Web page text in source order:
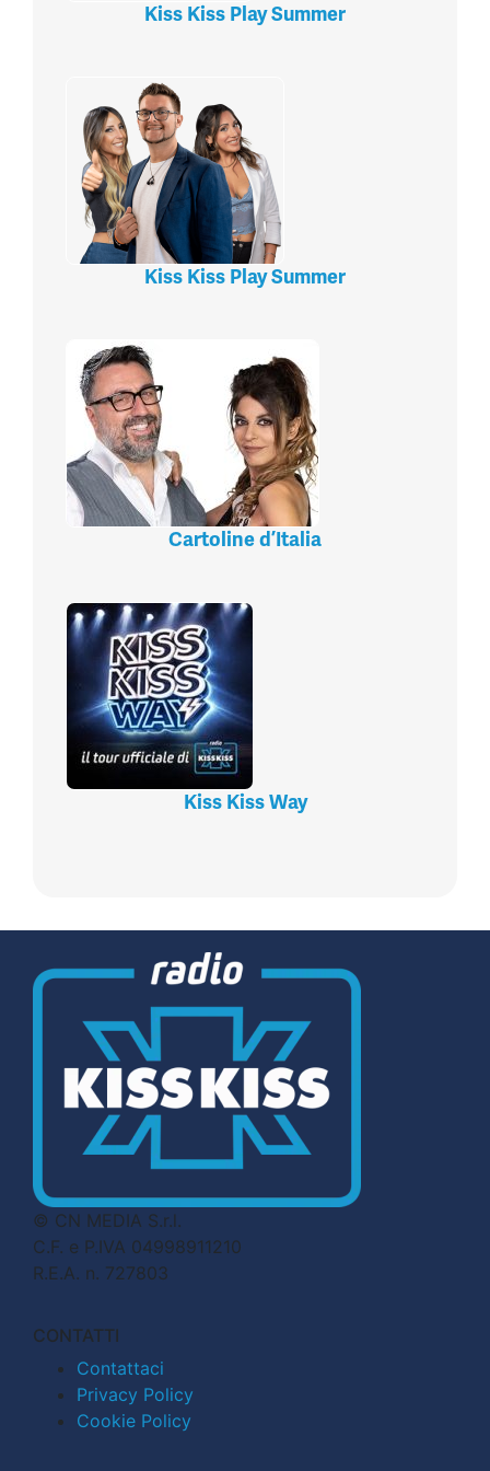
Kiss Kiss Play Summer
Kiss Kiss Play Summer
Cartoline d’Italia
Kiss Kiss Way
© CN MEDIA S.r.l.
C.F. e P.IVA 04998911210
R.E.A. n. 727803
CONTATTI
Contattaci
Privacy Policy
Cookie Policy